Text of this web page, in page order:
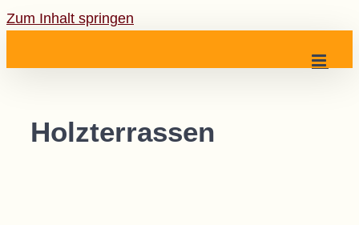
Zum Inhalt springen
Holzterrassen